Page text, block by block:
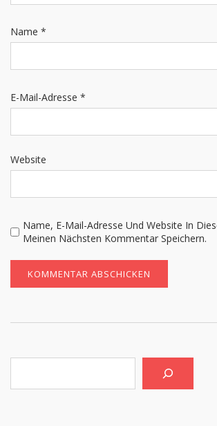
Name *
E-Mail-Adresse *
Website
Name, E-Mail-Adresse Und Website In
Meinen Nächsten Kommentar Speichern.